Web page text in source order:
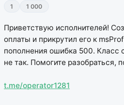
1 1 000
Приветствую исполнителей!
оплаты и прикрутил его к
пополнения ошибка 500. Класс
не так. Помогите разобраться,
t.me/operator1281